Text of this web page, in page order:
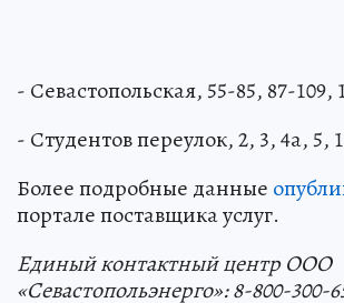
- Севастопольская, 55-85, 87-109,
- Студентов переулок, 2, 3, 4а, 5,
Более подробные данные
портале поставщика услуг.
Единый контактный центр OOO
«Севастопольэнерго»: 8-800-300-